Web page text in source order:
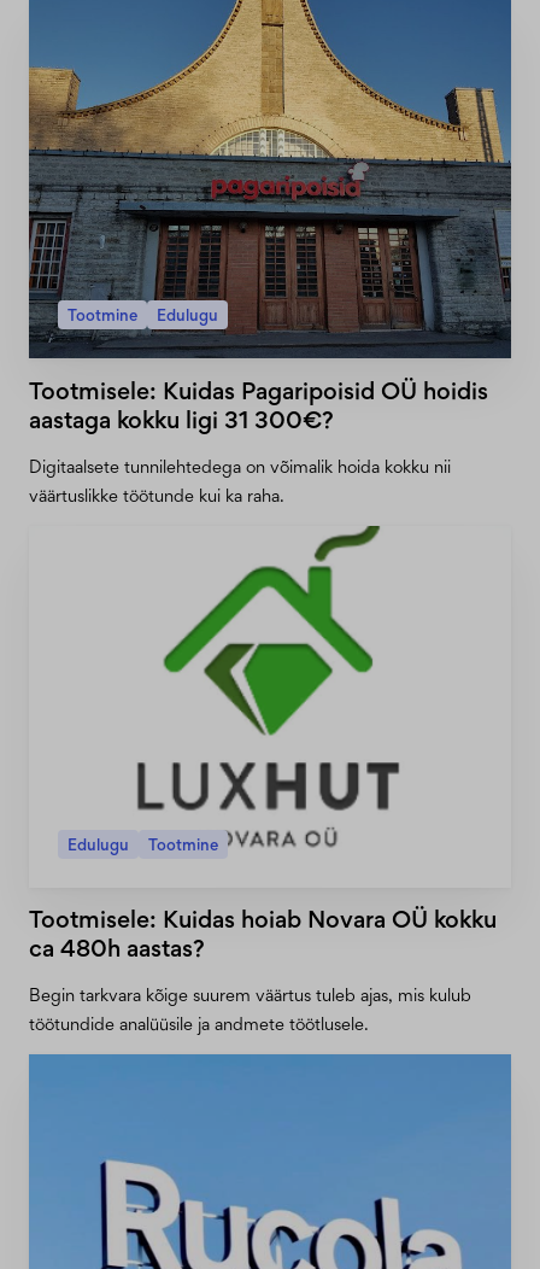
Tootmine Edulugu
Tootmisele: Kuidas Pagaripoisid OÜ hoidis
aastaga kokku ligi 31 300€?
Digitaalsete tunnilehtedega on võimalik hoida kokku nii
väärtuslikke töötunde kui ka raha.
Edulugu Tootmine
Tootmisele: Kuidas hoiab Novara OÜ kokku
ca 480h aastas?
Begin tarkvara kõige suurem väärtus tuleb ajas, mis kulub
töötundide analüüsile ja andmete töötlusele.